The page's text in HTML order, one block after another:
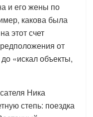
и его жены по
какова была
этот счет
от
«искал объекты,
Ника
степь: поездка